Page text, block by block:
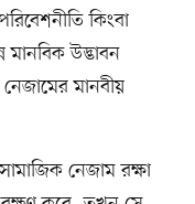
কিংবা
মানবিক উদ্ভাবন
মানবীয়
নেজাম রক্ষা